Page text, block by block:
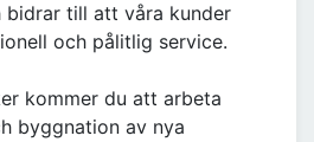
bidrar till att våra kunder
och pålitlig service.
kommer du att arbeta
byggnation av nya